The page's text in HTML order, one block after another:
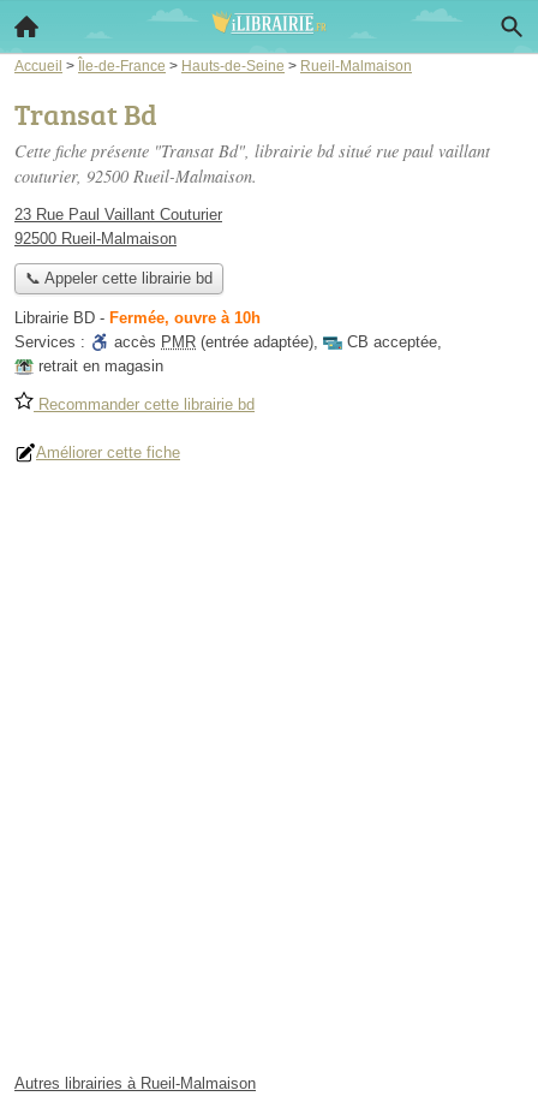
Accueil > Île-de-France > Hauts-de-Seine > Rueil-Malmaison
Transat Bd
Cette fiche présente "Transat Bd", librairie bd situé rue paul vaillant
couturier, 92500 Rueil-Malmaison.
23 Rue Paul Vaillant Couturier
92500 Rueil-Malmaison
📞 Appeler cette librairie bd
Librairie BD - Fermée, ouvre à 10h
Services :
accès PMR (entrée adaptée), CB acceptée,
retrait en magasin
Recommander cette librairie bd
Améliorer cette fiche
Autres librairies à Rueil-Malmaison